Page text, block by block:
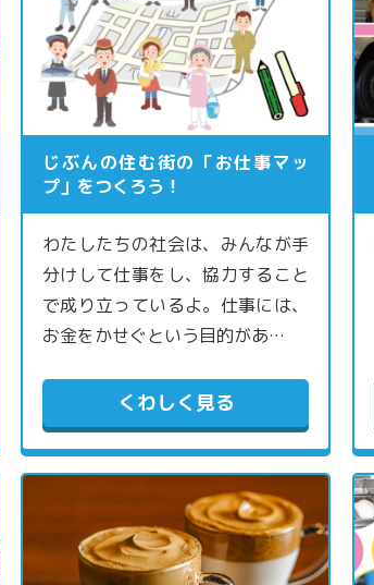
じぶんの住む街の「お仕事マッ
プ」をつくろう！
わたしたちの社会は、みんなが手
分けして仕事をし、協力すること
で成り立っているよ。仕事には、
お金をかせぐという目的があ…
くわしく見る